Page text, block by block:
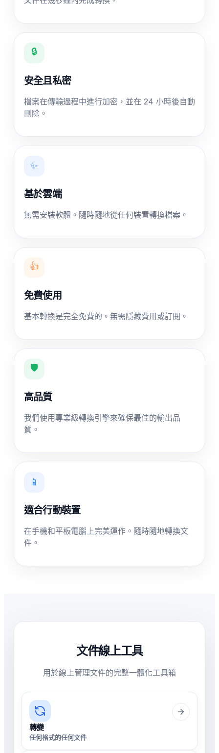
🔒
安全且私密
檔案在傳輸過程中進行加密，並在 24 小時後自動
刪除。
✨
基於雲端
無需安裝軟體。隨時隨地從任何裝置轉換檔案。
👍
免費使用
基本轉換是完全免費的。無需隱藏費用或訂閱。
🛡️
高品質
我們使用專業級轉換引擎來確保最佳的輸出品
質。
📱
適合行動裝置
在手機和平板電腦上完美運作。隨時隨地轉換文
件。
文件線上工具
用於線上管理文件的完整一體化工具箱
轉變
任何格式的任何文件